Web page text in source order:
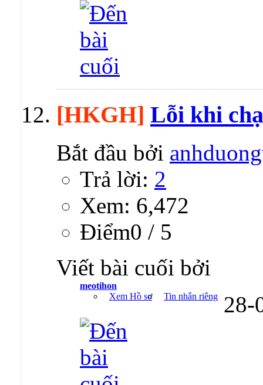
[HKGH] Lỗi khi
Bắt đầu bởi
Trả lời: 2
Xem: 6,472
Ðiểm0 / 5
Viết bài cuối bởi
meotihon
Xem Hồ sơ
Tin nhắn riêng 28-